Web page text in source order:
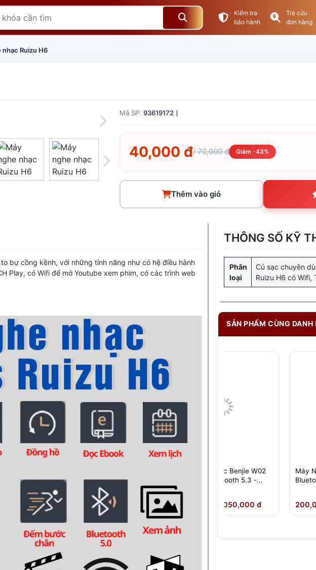
Kiểm tra
bảo hành
Tra cứu
đơn hàng
nhạc Ruizu H6
Mã SP: 93619172
40,000 đ/ 70,000 đ Giảm -43%
Thêm vào giỏ
bự cồng kềnh, với những tính năng như có hệ điều hành
Play, có Wifi để mở Youtube xem phim, có các trình web
THÔNG SỐ KỸ
Phân
loại
Củ sạc chuyên
Ruizu H6 có Wifi,
SẢN PHẨM CÙNG DANH
- RAM 3GB, Màn Hình
Inch, Wifi Bluetooth 5.4
đ ~ 1,890,000 đ
Cảm Ứng Bluetooth 5.3 -
Hàng Chính Hãng Phân Phối
Độc Quyền
40,000 đ ~ 1,050,000 đ
Máy Nghe Nhạc WiFi
Bluetooth Ruizu H8
200,000 đ ~
5x0 đ